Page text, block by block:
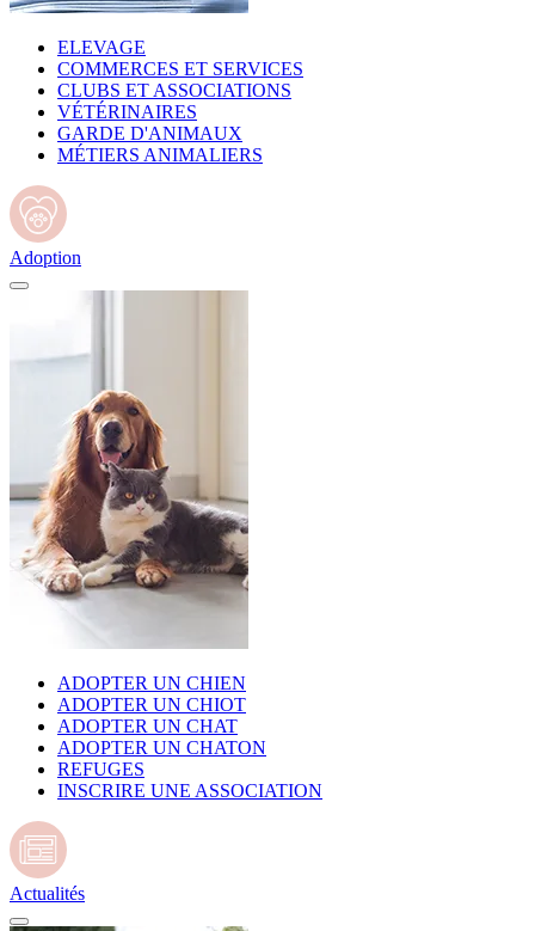
ELEVAGE
COMMERCES ET SERVICES
CLUBS ET ASSOCIATIONS
VÉTÉRINAIRES
GARDE D'ANIMAUX
MÉTIERS ANIMALIERS
Adoption
ADOPTER UN CHIEN
ADOPTER UN CHIOT
ADOPTER UN CHAT
ADOPTER UN CHATON
REFUGES
INSCRIRE UNE ASSOCIATION
Actualités